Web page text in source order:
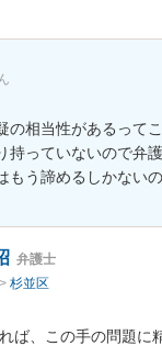
の相当性があるって
持っていないので弁
もう諦めるしかない
弁護士
> 杉並区
ば、この手の問題に